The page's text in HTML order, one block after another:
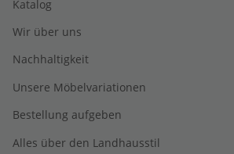
Katalog
Wir über uns
Nachhaltigkeit
Unsere Möbelvariationen
Bestellung aufgeben
Alles über den Landhausstil